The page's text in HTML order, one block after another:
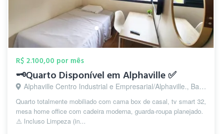
R$ 2.100,00 por mês
🗝️Quarto Disponível em Alphaville ✅
Alphaville Centro Industrial e Empresarial/Alphaville., Barueri - SP
Quarto totalmente mobiliado com cama box de casal, tv smart 32,
mesa home office com cadeira moderna, guarda-roupa planejado.
⚠️ Incluso Limpeza (in...